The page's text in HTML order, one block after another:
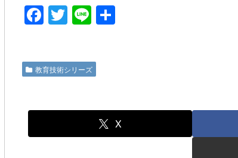
F
a
e
o
o
T
wi
er
Li
n
共
教育技術シリーズ
X